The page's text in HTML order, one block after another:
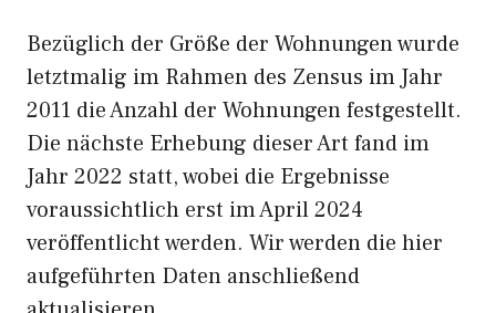
Bezüglich der Größe der Wohnungen wurde
letztmalig im Rahmen des Zensus im Jahr
2011 die Anzahl der Wohnungen festgestellt.
Die nächste Erhebung dieser Art fand im
Jahr 2022 statt, wobei die Ergebnisse
voraussichtlich erst im April 2024
veröffentlicht werden. Wir werden die hier
aufgeführten Daten anschließend